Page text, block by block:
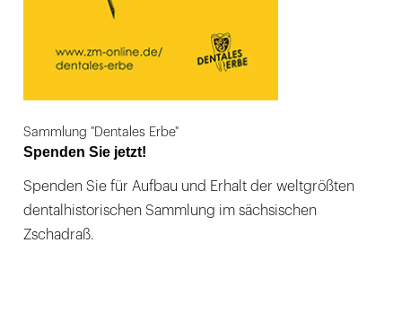
Sammlung "Dentales Erbe"
Spenden Sie jetzt!
Spenden Sie für Aufbau und Erhalt der weltgrößten
dentalhistorischen Sammlung im sächsischen
Zschadraß.